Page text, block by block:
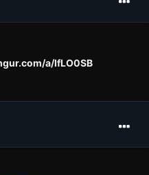
a/IfLO0SB